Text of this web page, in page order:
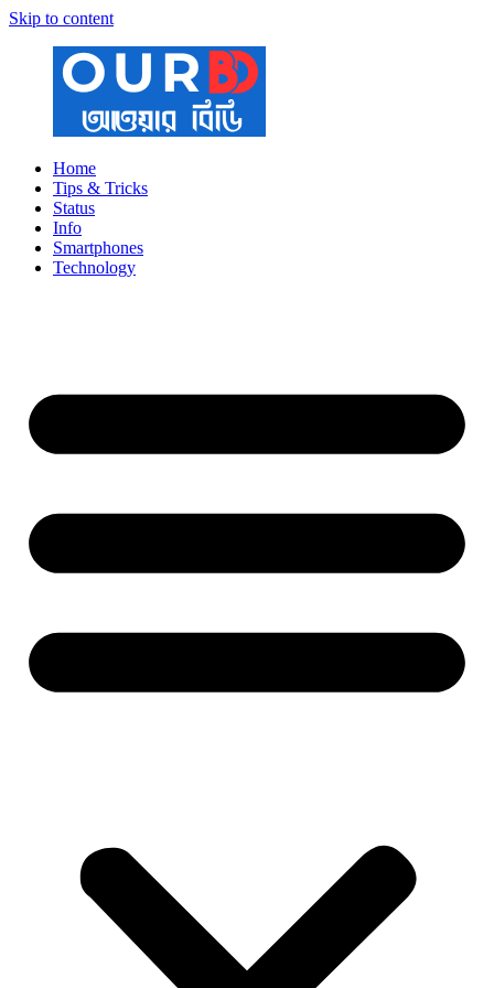
Skip to content
Home
Tips & Tricks
Status
Info
Smartphones
Technology